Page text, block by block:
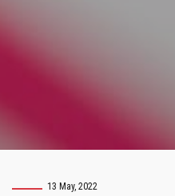
13 May, 2022